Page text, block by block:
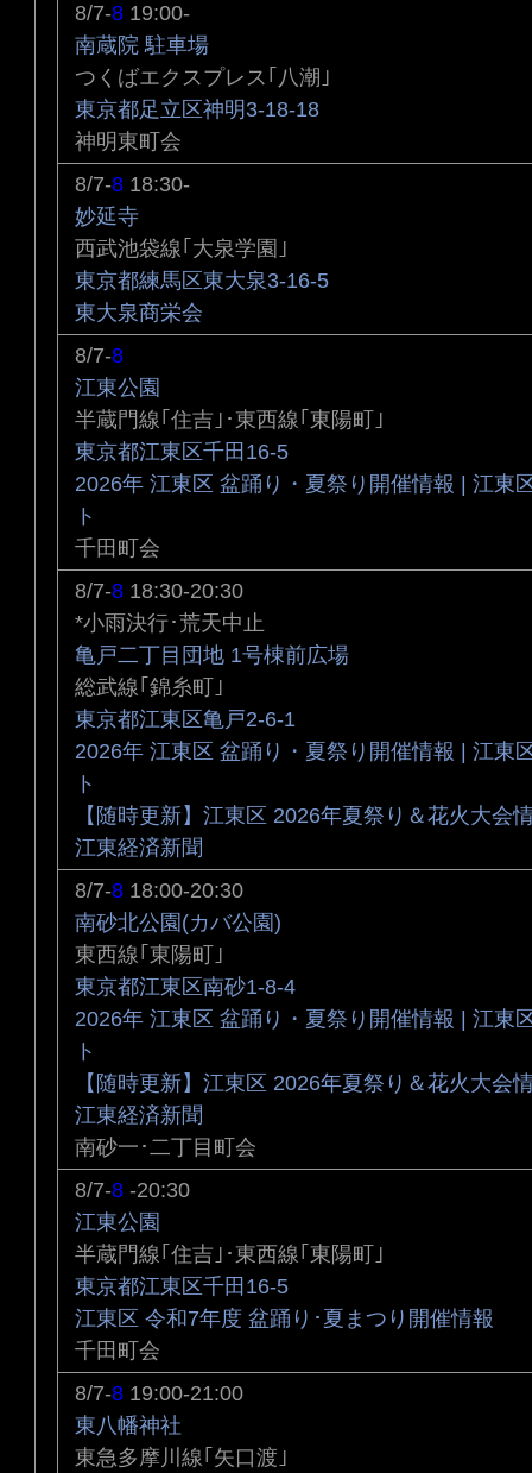
8/7-8 19:00-
南蔵院 駐車場
つくばエクスプレス｢八潮｣
東京都足立区神明3-18-18
神明東町会
8/7-8 18:30-
妙延寺
西武池袋線｢大泉学園｣
東京都練馬区東大泉3-16-5
東大泉商栄会
8/7-8
江東公園
半蔵門線｢住吉｣･東西線｢東陽町｣
東京都江東区千田16-5
2026年 江東区 盆踊り・夏祭り開催情報 | 江東
ト
千田町会
8/7-8 18:30-20:30
*小雨決行･荒天中止
亀戸二丁目団地 1号棟前広場
総武線｢錦糸町｣
東京都江東区亀戸2-6-1
2026年 江東区 盆踊り・夏祭り開催情報 | 江東
ト
【随時更新】江東区 2026年夏祭り＆花火大会
江東経済新聞
8/7-8 18:00-20:30
南砂北公園(カバ公園)
東西線｢東陽町｣
東京都江東区南砂1-8-4
2026年 江東区 盆踊り・夏祭り開催情報 | 江東
ト
【随時更新】江東区 2026年夏祭り＆花火大会
江東経済新聞
南砂一･二丁目町会
8/7-8 -20:30
江東公園
半蔵門線｢住吉｣･東西線｢東陽町｣
東京都江東区千田16-5
江東区 令和7年度 盆踊り･夏まつり開催情報
千田町会
8/7-8 19:00-21:00
東八幡神社
東急多摩川線｢矢口渡｣